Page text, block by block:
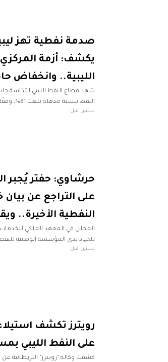
صدمة نفطية تهز
يكشف: أزمة
الليبية.. وانخفاض حاد
شهد قطاع النفط الليبي انتكاسة
النفط
إن بي سي عربية" أكد خلال تقرير
سنتين قبل
حرشاوي: حفتر يُجبر
على التراجع عن
النفطية الأخيرة..
المحلل في المعهد الملكي للخدمات
للحياد لدى المؤسسة الوطنية
حفتر على التراجع عن بيان (مفيد
سنتين قبل
رويترز تكشف
على النفط الليبي
كشفت وكالة "رويترز" البريطانية